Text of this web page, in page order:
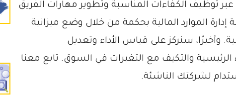
توظيف الكفاءات المناسبة وتطوير مهارات الفريق
إدارة الموارد المالية بحكمة من خلال وضع ميزانية
وأخيرًا، سنركز على قياس الأداء وتعديل
الرئيسية والتكيف مع التغيرات في السوق. تابع معنا
لشركتك الناشئة.